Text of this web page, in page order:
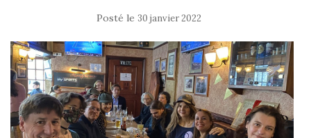
Posté le 30 janvier 2022